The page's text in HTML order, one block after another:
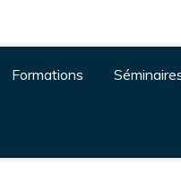
Formations